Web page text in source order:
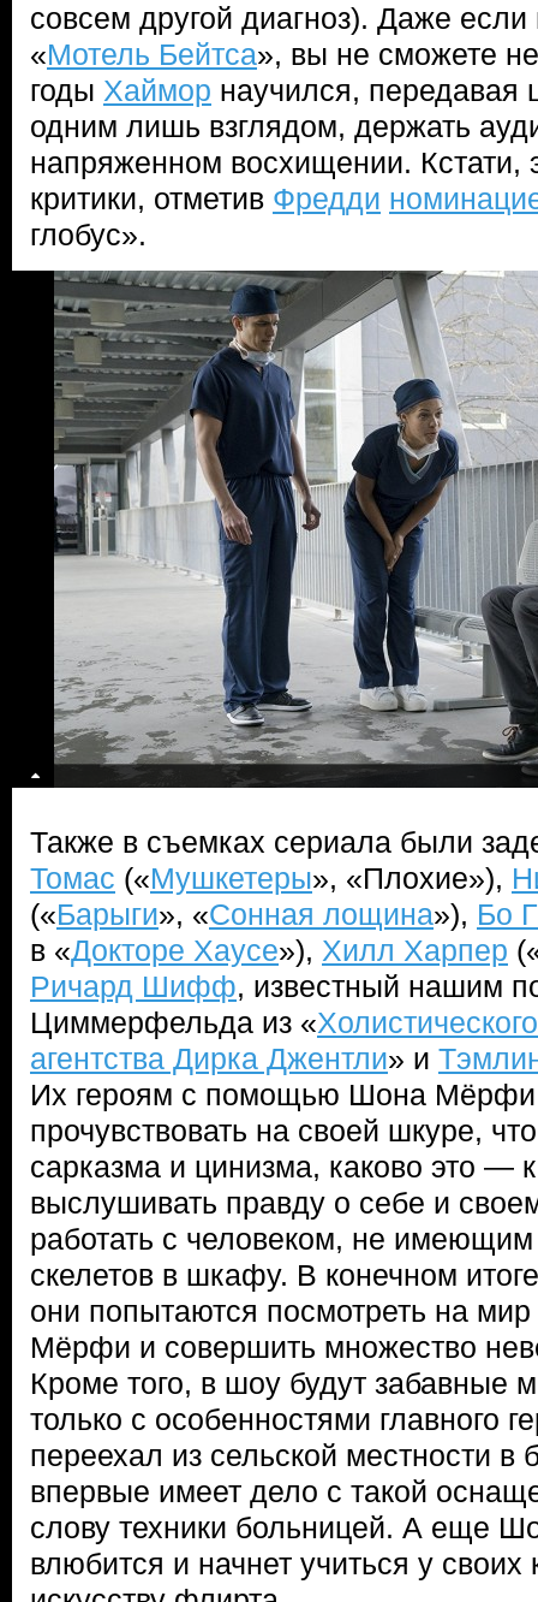
совсем другой диагноз). Даже
«Мотель Бейтса», вы не сможете не
годы Хаймор научился, передавая
одним лишь взглядом, держать
напряженном восхищении. Кстати,
критики, отметив Фредди
глобус».
Также в съемках сериала были
Томас («Мушкетеры», «Плохие»),
(«Барыги», «Сонная лощина»), Бо
в «Докторе Хаусе»), Хилл Харпер
Ричард Шифф, известный нашим
Циммерфельда из «
агентства Дирка Джентли» и
Их героям с помощью Шона Мёрфи
прочувствовать на своей шкуре,
сарказма и цинизма, каково это —
выслушивать правду о себе и
работать с человеком, не
скелетов в шкафу. В конечном
они попытаются посмотреть на мир
Мёрфи и совершить множество
Кроме того, в шоу будут забавные
только с особенностями главного
переехал из сельской местности в
впервые имеет дело с такой
слову техники больницей. А еще
влюбится и начнет учиться у своих